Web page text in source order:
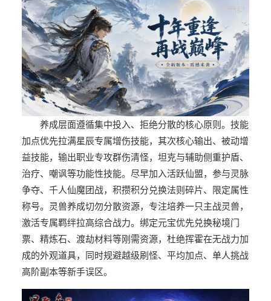
养成层面遵循集中投入、拒绝分散的核心原则。技能
加点优先拉满星辰专属增伤技能，其次核心输出、被动增
益技能，输出职业专攻群伤清怪，坦克与辅助侧重护盾、
治疗、嘲讽等功能性技能。尽早加入活跃仙盟，参与灵脉
争夺、千人仙魔团战，积攒积分兑换法则碎片、限定属性
称号。灵兽养成切勿分散资源，专注培养一只主战灵兽，
激活专属羁绊拉高综合战力。绑定元宝优先兑换秘境门
票、精炼石、渡劫材料等刚需资源，杜绝挥霍在无战力加
成的外观道具，同时规避越级刷怪、平均加点、单人挑战
高阶副本等新手误区。